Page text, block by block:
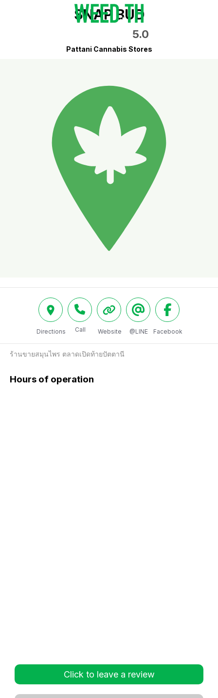
SNAP BUD
5.0
Pattani Cannabis Stores
Directions Call Website @LINE Facebook
ร้านขายสมุนไพร ตลาดเปิดท้ายปัตตานี
Hours of operation
Click to leave a review